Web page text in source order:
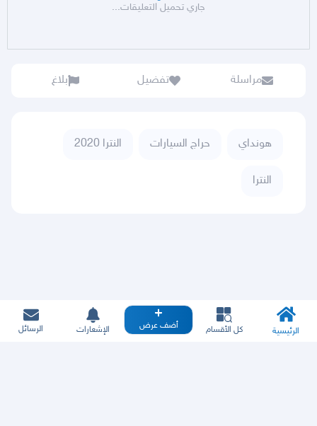
جاري تحميل التعليقات...
مراسلة تفضيل بلاغ
هونداي حراج السيارات النترا 2020
النترا
الرئيسية كل الأقسام أضف عرض الإشعارات الرسائل